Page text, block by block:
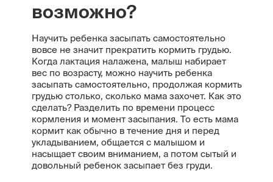
возможно?
Научить ребенка засыпать самостоятельно
вовсе не значит прекратить кормить грудью.
Когда лактация налажена, малыш набирает
вес по возрасту, можно научить ребенка
засыпать самостоятельно, продолжая кормить
грудью столько, сколько мама захочет. Как это
сделать? Разделить по времени процесс
кормления и момент засыпания. То есть мама
кормит как обычно в течение дня и перед
укладыванием, общается с малышом и
насыщает своим вниманием, а потом сытый и
довольный ребенок засыпает без груди.